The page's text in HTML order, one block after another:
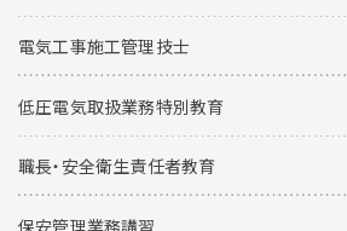
電気工事施工管理技士
低圧電気取扱業務特別教育
職長・安全衛生責任者教育
保安管理業務講習